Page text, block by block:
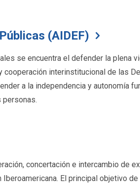
(AIDEF)
se encuentra el defender la plena
interinstitucional de las
a la independencia y autonomía
personas.
concertación e intercambio de
El principal objetivo de